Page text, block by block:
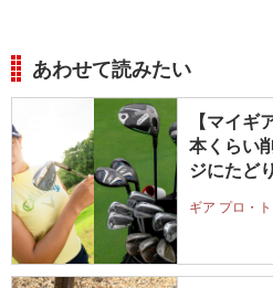
あわせて読みたい
【マイ
本くらい
ジにたど
ギア プロ・